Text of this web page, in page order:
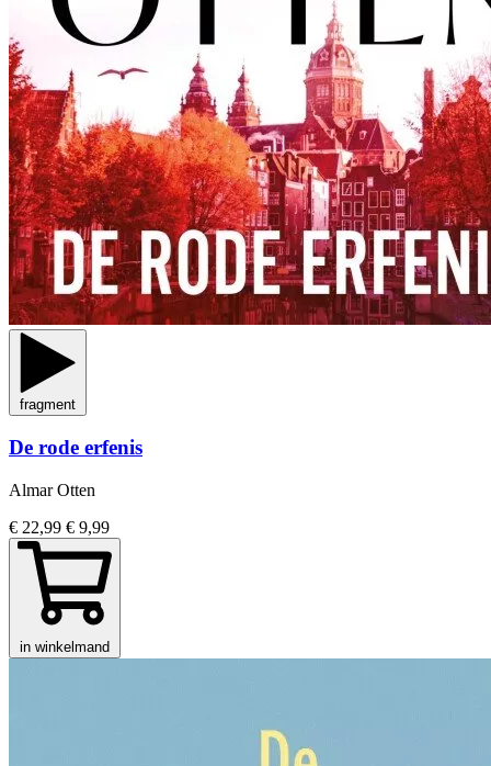
fragment
De rode erfenis
Almar Otten
€ 22,99 € 9,99
in winkelmand